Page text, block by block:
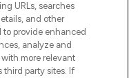
Personal
URLs, searches
and other
provide enhanced
analyze and
more relevant
third party sites. If